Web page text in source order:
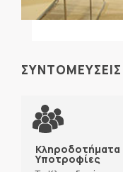
ΣΥΝΤΟΜΕΥΣΕΙΣ
Κληροδοτήματα
Υποτροφίες